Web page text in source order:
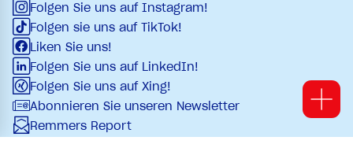
Folgen Sie uns auf Instagram!
Folgen sie uns auf TikTok!
Liken Sie uns!
Folgen Sie uns auf LinkedIn!
Folgen Sie uns auf Xing!
Abonnieren Sie unseren Newsletter
Remmers Report